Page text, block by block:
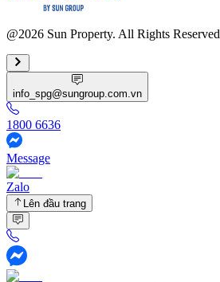
@2026 Sun Property. All Rights Reserved
info_spg@sungroup.com.vn
1800 6636
Message
Zalo
Lên đầu trang